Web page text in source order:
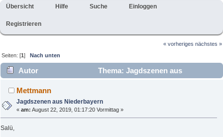
Übersicht Hilfe Suche Einloggen
Registrieren
« vorheriges nächstes »
Seiten: [1]Nach unten
Autor
Thema: Jagdszenen aus
Niederbayern (Gelesen 4007 mal)
Mettmann
Jagdszenen aus Niederbayern
«am: August 22, 2019, 01:17:20 Vormittag »
Salü,